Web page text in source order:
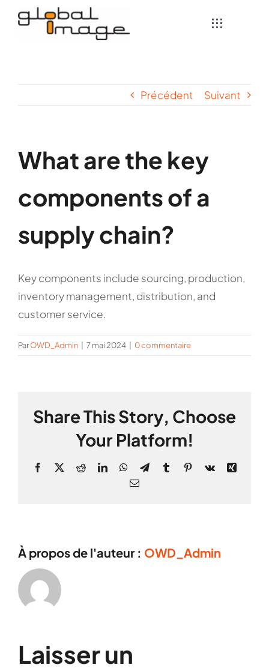
Passer
Toggle
Précédent Suivant
What are the key
components of a
supply chain?
Key components include sourcing, production,
inventory management, distribution, and
customer service.
ParOWD_Admin 7 mai 2024 0 commentaire
Share This Story, Choose
Your Platform!
Facebook
X RedditLinkedInWhatsApp
TelegramTumblrPinterest
Vk
Xing
Email
À propos de l'auteur : OWD_Admin
Laisser un